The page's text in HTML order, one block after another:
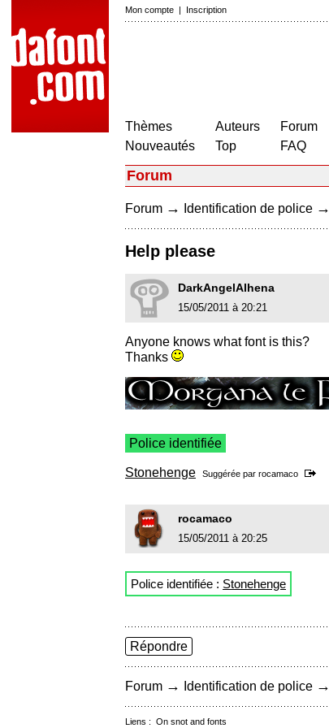
Mon compte | Inscription
Thèmes
Nouveautés
Auteurs
Top
Forum
FAQ
Forum
Forum → Identification de police →
Help please
DarkAngelAlhena
15/05/2011 à 20:21
Anyone knows what font is this?
Thanks
Police identifiée
Stonehenge Suggérée par rocamaco
rocamaco
15/05/2011 à 20:25
Police identifiée : Stonehenge
Répondre
Forum → Identification de police →
Liens : On snot and fonts